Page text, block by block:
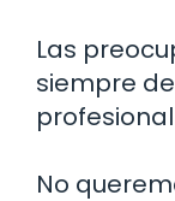
Las
siempre
No